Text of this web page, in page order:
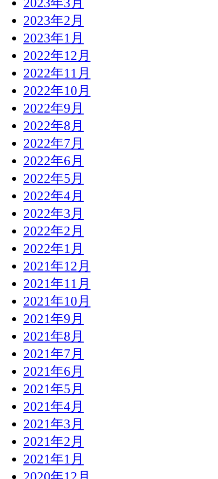
2023年2月
2023年1月
2022年12月
2022年11月
2022年10月
2022年9月
2022年8月
2022年7月
2022年6月
2022年5月
2022年4月
2022年3月
2022年2月
2022年1月
2021年12月
2021年11月
2021年10月
2021年9月
2021年8月
2021年7月
2021年6月
2021年5月
2021年4月
2021年3月
2021年2月
2021年1月